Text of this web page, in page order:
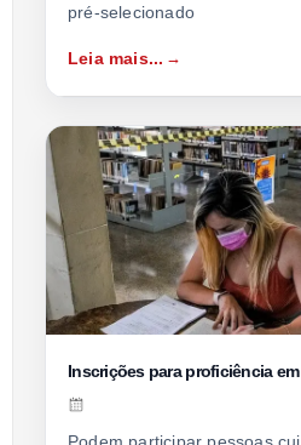
pré-selecionado
Leia mais...
Inscrições para proficiência
Podem participar pessoas